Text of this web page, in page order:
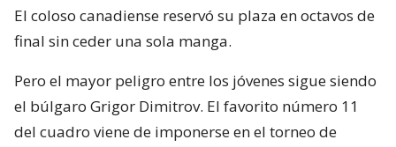
El coloso canadiense reservó su plaza en octavos de
final sin ceder una sola manga.
Pero el mayor peligro entre los jóvenes sigue siendo
el búlgaro Grigor Dimitrov. El favorito número 11
del cuadro viene de imponerse en el torneo de